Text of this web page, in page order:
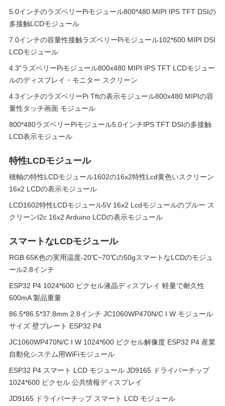
5.0インチのラズベリーPiモジュール800*480 MIPI IPS TFT DSIの
多接触LCDモジュール
7.0インチの容量性接触ラズベリーPiモジュール102*600 MIPI DSI
LCDモジュール
4.3"ラズベリーPiモジュール800x480 MIPI IPS TFT LCDモジュー
ルのディスプレイ・モニター スクリーン
4.3インチのラズベリーPi Tftの表示モジュール800x480 MIPIの容
量性タッチ画面 モジュール
800*480ラズベリーPiモジュール5.0インチIPS TFT DSIの多接触
LCD表示モジュール
特性LCDモジュール
穂軸の特性LCDモジュール1602の16x2特性Lcd黄色いスクリーン
16x2 LCDの表示モジュール
LCD1602特性LCDモジュール5V 16x2 Lcdモジュールのブルー ス
クリーンI2c 16x2 Arduino LCDの表示モジュール
スマートなLCDモジュール
RGB 65K色の実用温度-20℃~70℃の50gスマートなLCDのモジュ
ール2.8インチ
ESP32 P4 1024*600 ピクセル液晶ディスプレイ 軽量で耐久性
600mA 製品重量
86.5*86.5*37.8mm 2.8インチ JC1060WP470N/C I W モジュール
サイズ 壁プレート ESP32 P4
JC1060WP470N/C I W 1024*600 ピクセル解像度 ESP32 P4 産業
自動化システム用WiFiモジュール
ESP32 P4 スマート LCD モジュール JD9165 ドライバーチップ
1024*600 ピクセル 公共情報ディスプレイ
JD9165 ドライバーチップ スマート LCD モジュール